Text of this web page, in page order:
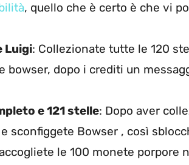
, quello che è certo è che vi
Luigi: Collezionate tutte le 120
bowser, dopo i crediti un
e 121 stelle: Dopo aver
sconfiggete Bowser , così
le 100 monete